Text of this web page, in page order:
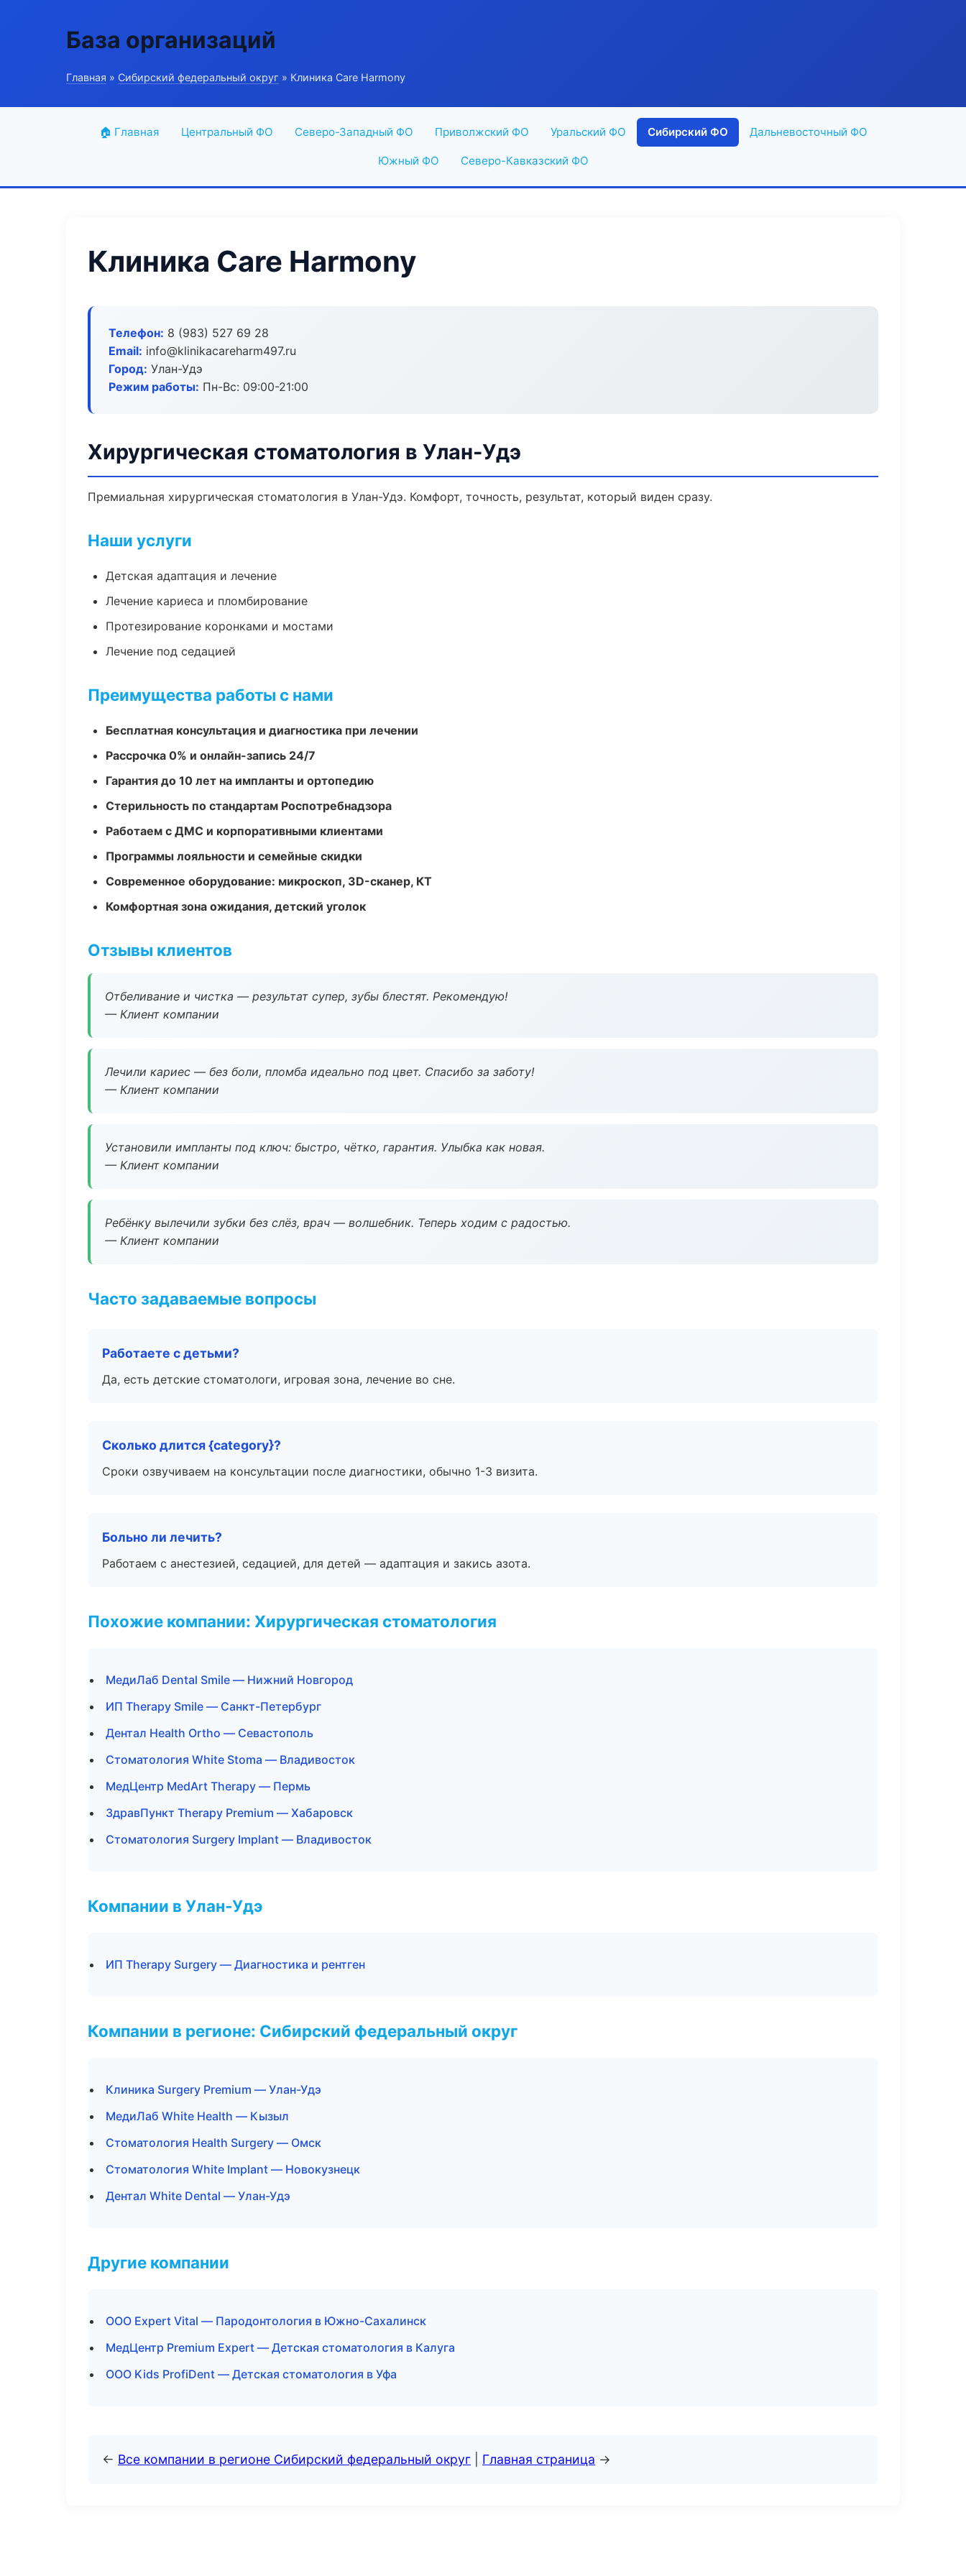
База организаций
Главная » Сибирский федеральный округ » Клиника Care Harmony
🏠 Главная Центральный ФО Северо-Западный ФО Приволжский ФО Уральский ФО Сибирский ФО Дальневосточный ФО
Южный ФО Северо-Кавказский ФО
Клиника Care Harmony
Телефон: 8 (983) 527 69 28
Email: info@klinikacareharm497.ru
Город: Улан-Удэ
Режим работы: Пн-Вс: 09:00-21:00
Хирургическая стоматология в Улан-Удэ
Премиальная хирургическая стоматология в Улан-Удэ. Комфорт, точность, результат, который виден сразу.
Наши услуги
Детская адаптация и лечение
Лечение кариеса и пломбирование
Протезирование коронками и мостами
Лечение под седацией
Преимущества работы с нами
Бесплатная консультация и диагностика при лечении
Рассрочка 0% и онлайн-запись 24/7
Гарантия до 10 лет на импланты и ортопедию
Стерильность по стандартам Роспотребнадзора
Работаем с ДМС и корпоративными клиентами
Программы лояльности и семейные скидки
Современное оборудование: микроскоп, 3D-сканер, КТ
Комфортная зона ожидания, детский уголок
Отзывы клиентов
Отбеливание и чистка — результат супер, зубы блестят. Рекомендую!
— Клиент компании
Лечили кариес — без боли, пломба идеально под цвет. Спасибо за заботу!
— Клиент компании
Установили импланты под ключ: быстро, чётко, гарантия. Улыбка как новая.
— Клиент компании
Ребёнку вылечили зубки без слёз, врач — волшебник. Теперь ходим с радостью.
— Клиент компании
Часто задаваемые вопросы
Работаете с детьми?
Да, есть детские стоматологи, игровая зона, лечение во сне.
Сколько длится {category}?
Сроки озвучиваем на консультации после диагностики, обычно 1-3 визита.
Больно ли лечить?
Работаем с анестезией, седацией, для детей — адаптация и закись азота.
Похожие компании: Хирургическая стоматология
МедиЛаб Dental Smile — Нижний Новгород
ИП Therapy Smile — Санкт-Петербург
Дентал Health Ortho — Севастополь
Стоматология White Stoma — Владивосток
МедЦентр MedArt Therapy — Пермь
ЗдравПункт Therapy Premium — Хабаровск
Стоматология Surgery Implant — Владивосток
Компании в Улан-Удэ
ИП Therapy Surgery — Диагностика и рентген
Компании в регионе: Сибирский федеральный округ
Клиника Surgery Premium — Улан-Удэ
МедиЛаб White Health — Кызыл
Стоматология Health Surgery — Омск
Стоматология White Implant — Новокузнецк
Дентал White Dental — Улан-Удэ
Другие компании
ООО Expert Vital — Пародонтология в Южно-Сахалинск
МедЦентр Premium Expert — Детская стоматология в Калуга
ООО Kids ProfiDent — Детская стоматология в Уфа
← Все компании в регионе Сибирский федеральный округ Главная страница →